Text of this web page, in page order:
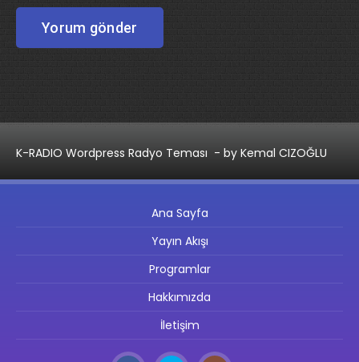
K-RADIO Wordpress Radyo Teması - by Kemal CIZOĞLU
Ana Sayfa
Yayın Akışı
Programlar
Hakkımızda
İletişim